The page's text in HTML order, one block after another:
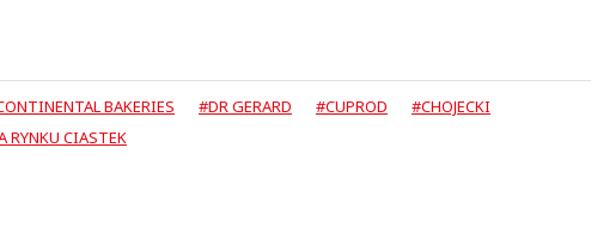
BAKERIES #DR GERARD #CUPROD
#CHOJECKI
RYNKU CIASTEK